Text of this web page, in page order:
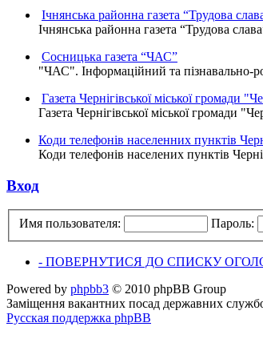
Ічнянська районна газета “Трудова
Ічнянська районна газета “Трудова
Сосницька газета “ЧАС”
"ЧАС". Інформаційний та пізнавально-
Газета Чернігівської міської громади
Газета Чернігівської міської громади
Коди телефонів населенних пунктів
Коди телефонів населених пунктів
Вход
Имя пользователя: Пароль:
- ПОВЕРНУТИСЯ ДО СПИСКУ
Powered by phpbb3 © 2010 phpBB Group
Заміщення вакантних посад державних
Русская поддержка phpBB